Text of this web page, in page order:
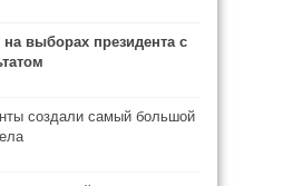
на выборах президента с
создали самый большой